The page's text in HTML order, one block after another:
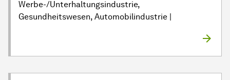
Werbe-/Unterhaltungsindustrie,
Gesundheitswesen, Automobilindustrie |